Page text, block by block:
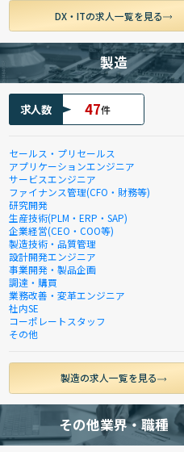
DX・ITの求人一覧を見る
製造
求人数 47件
セールス・プリセールス
アプリケーションエンジニア
サービスエンジニア
ファイナンス管理(CFO・財務等)
研究開発
生産技術(PLM・ERP・SAP)
企業経営(CEO・COO等)
製造技術・品質管理
設計開発エンジニア
事業開発・製品企画
調達・購買
業務改善・変革エンジニア
社内SE
コーポレートスタッフ
その他
製造の求人一覧を見る
その他業界・職種